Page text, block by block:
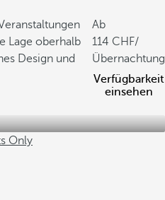
Lage oberhalb
Design und
Ab
114
/
Übernachtung
Verfügbarkeit
einsehen
Only